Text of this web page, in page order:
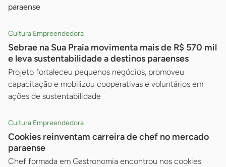
paraense
Cultura Empreendedora
Sebrae na Sua Praia movimenta mais de R$ 570 mil
e leva sustentabilidade a destinos paraenses
Projeto fortaleceu pequenos negócios, promoveu
capacitação e mobilizou cooperativas e voluntários em
ações de sustentabilidade
Cultura Empreendedora
Cookies reinventam carreira de chef no mercado
paraense
Chef formada em Gastronomia encontrou nos cookies